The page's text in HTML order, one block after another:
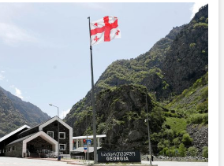
o
n